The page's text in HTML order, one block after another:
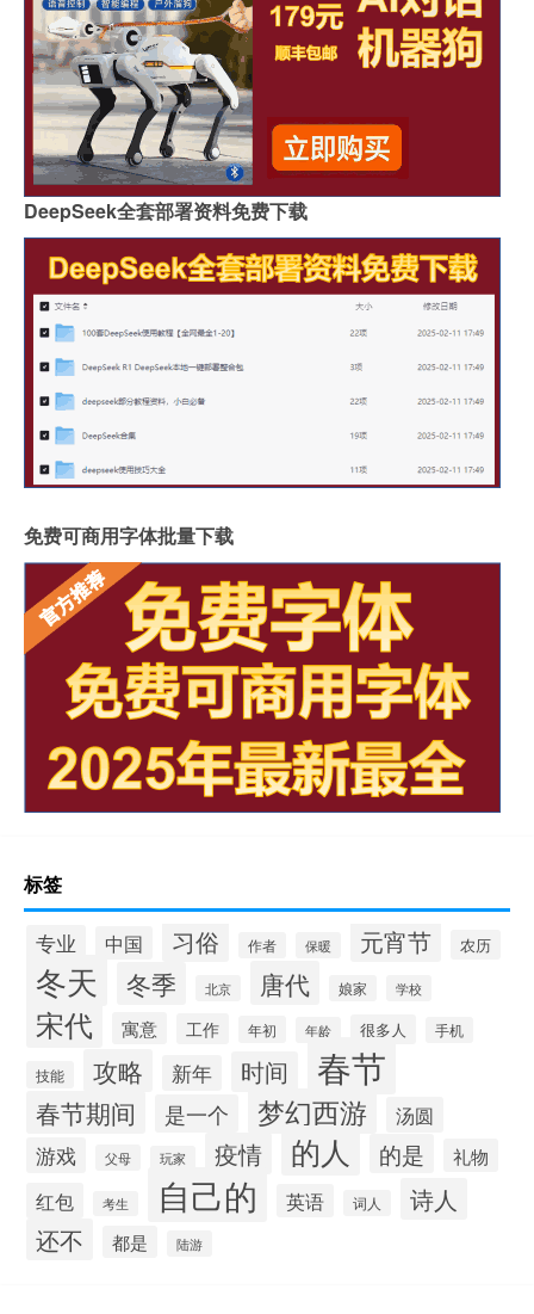
DeepSeek全套部署资料免费下载
免费可商用字体批量下载
标签
专业 中国 习俗 作者 保暖 元宵节 农历
冬天 冬季 北京 唐代 娘家 学校
宋代 寓意 工作 年初 年龄 很多人 手机
技能 攻略 新年 时间 春节
春节期间 是一个 梦幻西游
汤圆
游戏
父母 玩家 疫情 的人 的是 礼物
红包 考生 自己的 英语 词人
诗人
还不
都是 陆游